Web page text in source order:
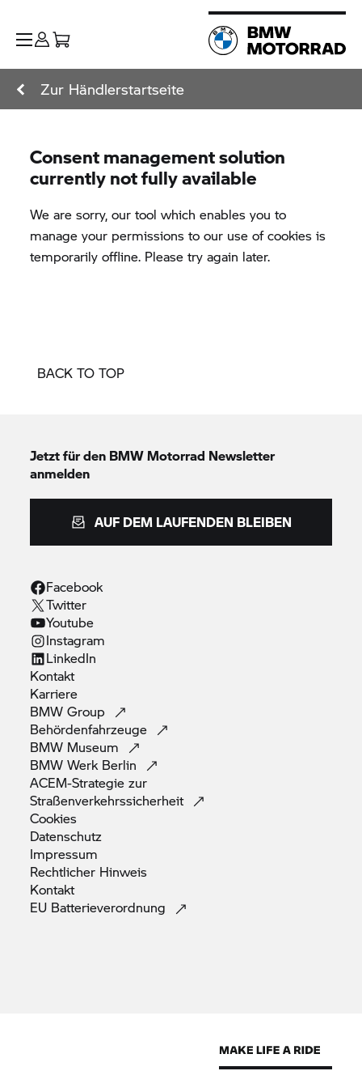
Zur Händlerstartseite
BACK TO TOP
Jetzt für den BMW Motorrad Newsletter
anmelden
AUF DEM LAUFENDEN BLEIBEN
Facebook
Twitter
Youtube
Instagram
LinkedIn
Kontakt
Karriere
BMWGroup
Behördenfahrzeuge
BMW Museum
BMW Werk Berlin
ACEM-Strategie zur
Straßenverkehrssicherheit
Cookies
Datenschutz
Impressum
Rechtlicher Hinweis
Kontakt
EU Batterieverordnung